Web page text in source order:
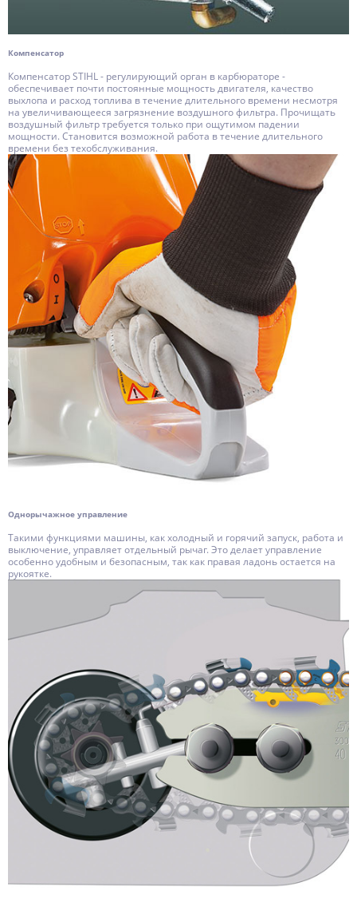
Компенсатор
Компенсатор STIHL - регулирующий орган в карбюраторе -
обеспечивает почти постоянные мощность двигателя, качество
выхлопа и расход топлива в течение длительного времени несмотря
на увеличивающееся загрязнение воздушного фильтра. Прочищать
воздушный фильтр требуется только при ощутимом падении
мощности. Становится возможной работа в течение длительного
времени без техобслуживания.
Однорычажное управление
Такими функциями машины, как холодный и горячий запуск, работа и
выключение, управляет отдельный рычаг. Это делает управление
особенно удобным и безопасным, так как правая ладонь остается на
рукоятке.